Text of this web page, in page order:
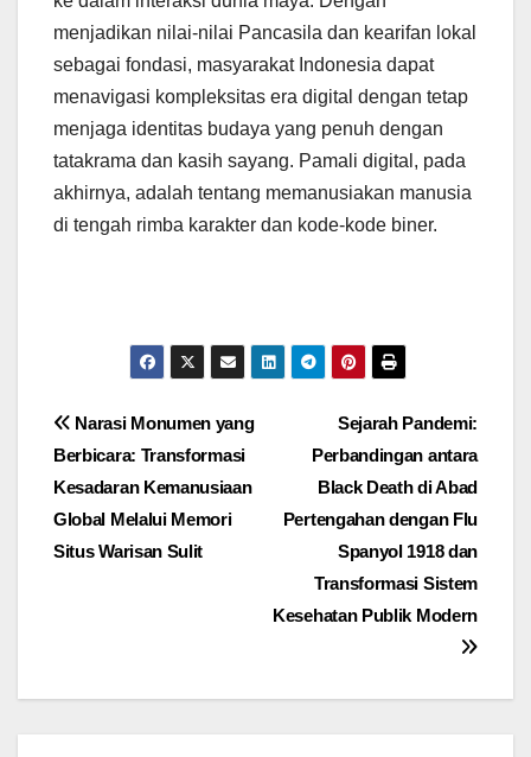
menjadikan nilai-nilai Pancasila dan kearifan lokal
sebagai fondasi, masyarakat Indonesia dapat
menavigasi kompleksitas era digital dengan tetap
menjaga identitas budaya yang penuh dengan
tatakrama dan kasih sayang. Pamali digital, pada
akhirnya, adalah tentang memanusiakan manusia
di tengah rimba karakter dan kode-kode biner.
Navigasi
pos
Sejarah Pandemi:
Perbandingan antara
Black Death di Abad
Pertengahan dengan Flu
Spanyol 1918 dan
Transformasi Sistem
Kesehatan Publik Modern
Narasi Monumen yang
Berbicara: Transformasi
Kesadaran Kemanusiaan
Global Melalui Memori
Situs Warisan Sulit